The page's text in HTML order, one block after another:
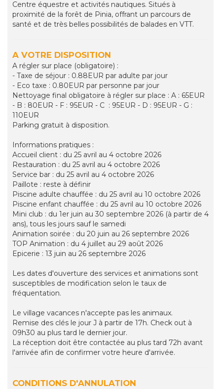
Centre équestre et activités nautiques. Situés à
proximité de la forêt de Pinia, offrant un parcours de
santé et de très belles possibilités de balades en VTT.
A VOTRE DISPOSITION
A régler sur place (obligatoire) :
- Taxe de séjour : 0.88EUR par adulte par jour
- Eco taxe : 0.80EUR par personne par jour
Nettoyage final obligatoire à régler sur place : A : 65EUR
- B : 80EUR - F : 95EUR - C : 95EUR - D : 95EUR - G :
110EUR
Parking gratuit à disposition.
Informations pratiques :
Accueil client : du 25 avril au 4 octobre 2026
Restauration : du 25 avril au 4 octobre 2026
Service bar : du 25 avril au 4 octobre 2026
Paillote : reste à définir
Piscine adulte chauffée : du 25 avril au 10 octobre 2026
Piscine enfant chauffée : du 25 avril au 10 octobre 2026
Mini club : du 1er juin au 30 septembre 2026 (à partir de 4
ans), tous les jours sauf le samedi
Animation soirée : du 20 juin au 26 septembre 2026
TOP Animation : du 4 juillet au 29 août 2026
Epicerie : 13 juin au 26 septembre 2026
Les dates d'ouverture des services et animations sont
susceptibles de modification selon le taux de
fréquentation.
Le village vacances n'accepte pas les animaux.
Remise des clés le jour J à partir de 17h. Check out à
09h30 au plus tard le dernier jour.
La réception doit être contactée au plus tard 72h avant
l'arrivée afin de confirmer votre heure d'arrivée.
CONDITIONS D'ANNULATION